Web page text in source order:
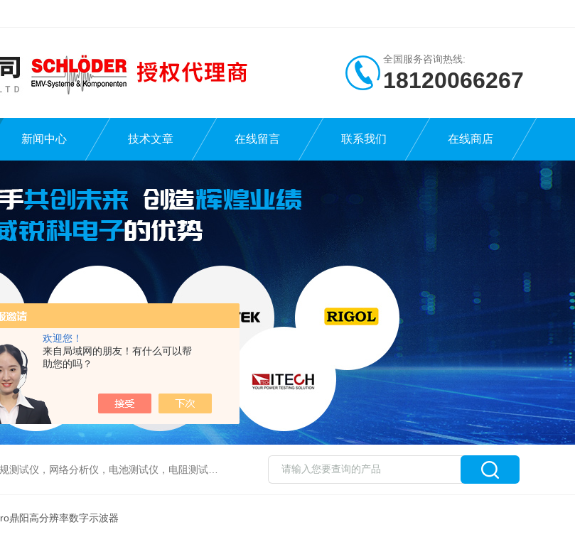
欢迎您！
来自局域网的朋友！有什么可以帮
助您的吗？
全国服务咨询热线:
18120066267
新闻中心 技术文章 在线留言 联系我们 在线商店
网络分析仪，电池测试仪，电阻测试仪，数据采集仪
鼎阳高分辨率数字示波器